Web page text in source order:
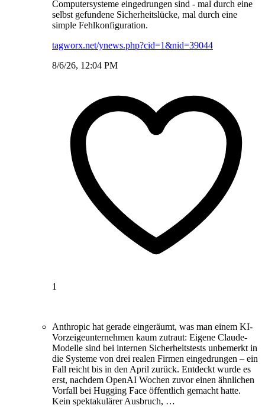
Computersysteme eingedrungen sind - mal durch eine
selbst gefundene Sicherheitslücke, mal durch eine
simple Fehlkonfiguration.
tagworx.net/ynews.php?cid=1&nid=39044
8/6/26, 12:04 PM
1
Anthropic hat gerade eingeräumt, was man einem KI-
Vorzeigeunternehmen kaum zutraut: Eigene Claude-
Modelle sind bei internen Sicherheitstests unbemerkt in
die Systeme von drei realen Firmen eingedrungen – ein
Fall reicht bis in den April zurück. Entdeckt wurde es
erst, nachdem OpenAI Wochen zuvor einen ähnlichen
Vorfall bei Hugging Face öffentlich gemacht hatte.
Kein spektakulärer Ausbruch, …